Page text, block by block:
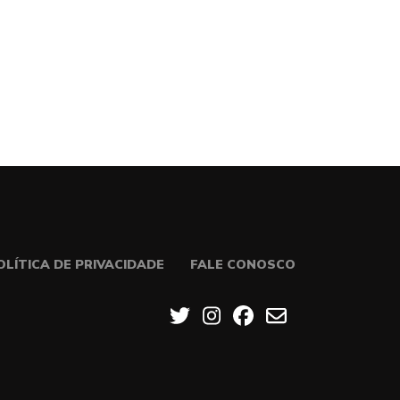
DE PRIVACIDADE FALE CONOSCO